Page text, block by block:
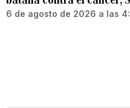
6 de agosto de 2026 a las